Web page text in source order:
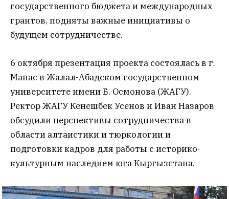
государственного бюджета и международных
грантов, подняты важные инициативы о
будущем сотрудничестве.
6 октября презентация проекта состоялась в г.
Манас в Жалал-Абадском государственном
университете имени Б. Осмонова (ЖАГУ).
Ректор ЖАГУ Кенешбек Усенов и Иван Назаров
обсудили перспективы сотрудничества в
области алтаистики и тюркологии и
подготовки кадров для работы с историко-
культурным наследием юга Кыргызстана.